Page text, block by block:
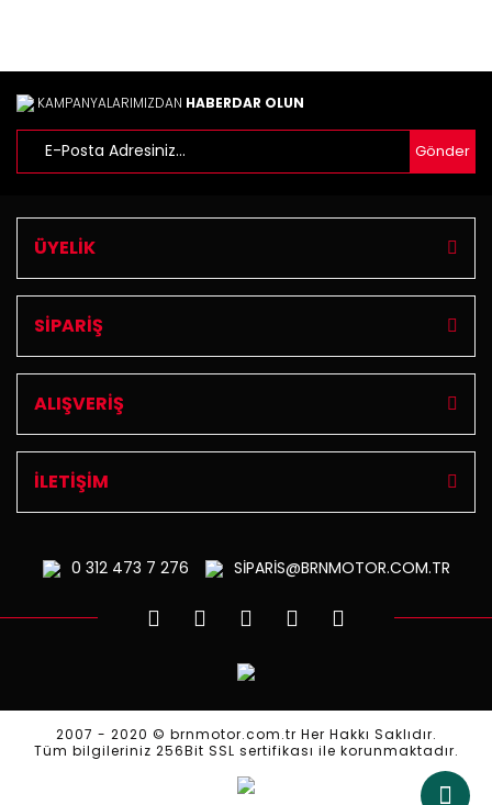
KAMPANYALARIMIZDAN HABERDAR OLUN
Gönder
ÜYELİK
SİPARİŞ
ALIŞVERİŞ
İLETİŞİM
0 312473 7 276 SİPARİS@BRNMOTOR.COM.TR
2007 - 2020 © brnmotor.com.tr Her Hakkı Saklıdır.
Tüm bilgileriniz 256Bit SSL sertifikası ile korunmaktadır.